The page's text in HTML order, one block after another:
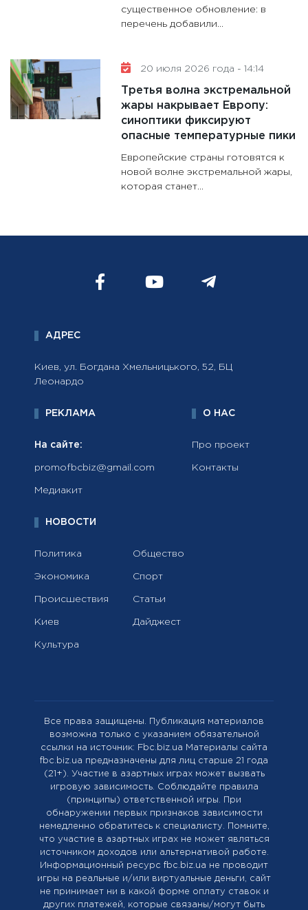
существенное обновление: в
перечень добавили...
20 июля 2026 года - 14:14
Третья волна экстремальной
жары накрывает Европу:
синоптики фиксируют
опасные температурные пики
Европейские страны готовятся к
новой волне экстремальной жары,
которая станет...
АДРЕС
Киев, ул. Богдана Хмельницького, 52, БЦ
Леонардо
РЕКЛАМА
На сайте:
promofbcbiz@gmail.com
Медиакит
О НАС
Про проект
Контакты
НОВОСТИ
Политика
Экономика
Происшествия
Киев
Культура
Общество
Спорт
Статьи
Дайджест
Все права защищены. Публикация материалов
возможна только с указанием обязательной
ссылки на источник: Fbc.biz.ua Материалы сайта
fbc.biz.ua предназначены для лиц старше 21 года
(21+). Участие в азартных играх может вызвать
игровую зависимость. Соблюдайте правила
(принципы) ответственной игры. При
обнаружении первых признаков зависимости
немедленно обратитесь к специалисту. Помните,
что участие в азартных играх не может являться
источником доходов или альтернативой работе.
Информационный ресурс fbc.biz.ua не проводит
игры на реальные и/или виртуальные деньги, сайт
не принимает ни в какой форме оплату ставок и
других платежей, которые связаны/могут быть